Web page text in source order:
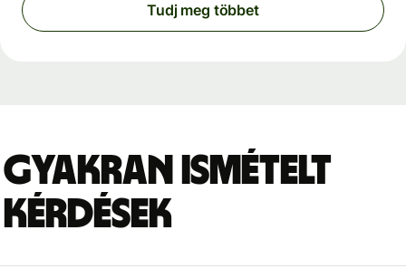
Tudj meg többet
Gyakran ismételt
kérdések